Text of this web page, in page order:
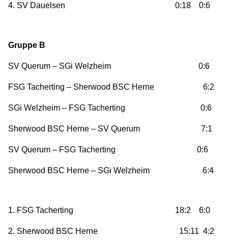
4. SV Dauelsen 0:18 0:6
Gruppe B
SV Querum – SGi Welzheim 0:6
FSG Tacherting – Sherwood BSC Herne 6:2
SGi Welzheim – FSG Tacherting 0:6
Sherwood BSC Herne – SV Querum 7:1
SV Querum – FSG Tacherting 0:6
Sherwood BSC Herne – SGi Welzheim 6:4
1. FSG Tacherting 18:2 6:0
2. Sherwood BSC Herne 15:11 4:2